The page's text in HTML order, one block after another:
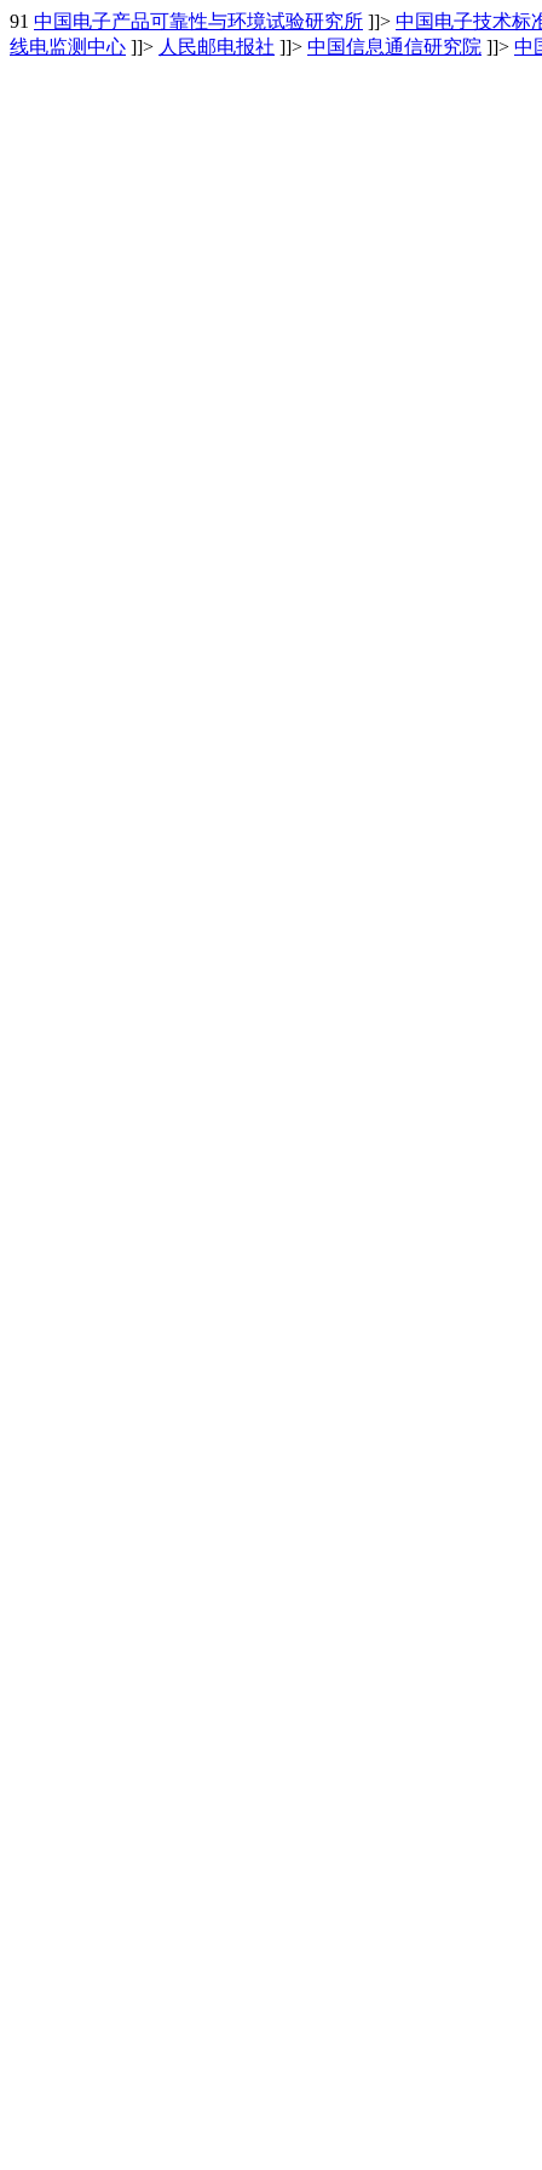
91 中国电子产品可靠性与环境试验研究所 ]]> 中国电子技术标
线电监测中心 ]]> 人民邮电报社 ]]> 中国信息通信研究院 ]]> 中